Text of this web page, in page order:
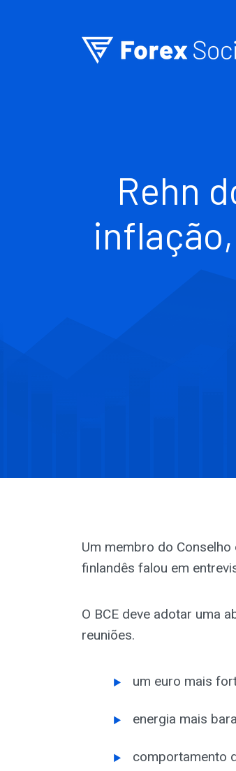
Rehn
Um membro do
finlandês falou em
O BCE deve adotar uma
reuniões.
um euro mais
energia mais
comportamento